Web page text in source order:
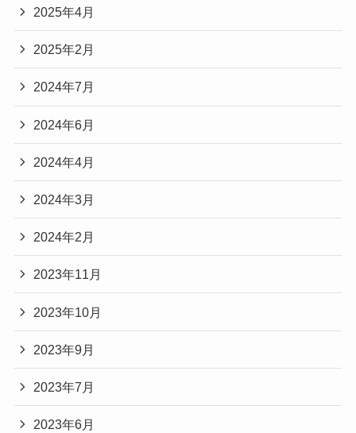
2025年4月
2025年2月
2024年7月
2024年6月
2024年4月
2024年3月
2024年2月
2023年11月
2023年10月
2023年9月
2023年7月
2023年6月